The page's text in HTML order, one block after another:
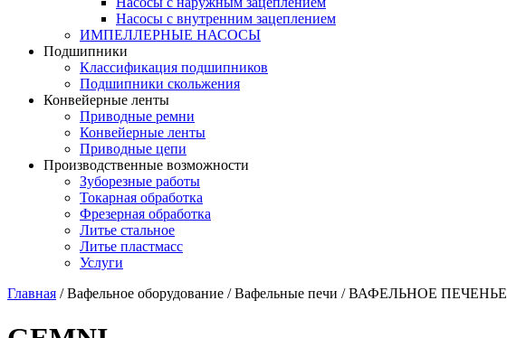
Насосы с внутренним зацеплением
ИМПЕЛЛЕРНЫЕ НАСОСЫ
Подшипники
Классификация подшипников
Подшипники скольжения
Конвейерные ленты
Приводные ремни
Конвейерные ленты
Приводные цепи
Производственные возможности
Зуборезные работы
Токарная обработка
Фрезерная обработка
Литье стальное
Литье пластмасс
Услуги
Главная /Вафельное оборудование /Вафельные печи /ВАФЕЛЬНОЕ ПЕЧЕНЬЕ